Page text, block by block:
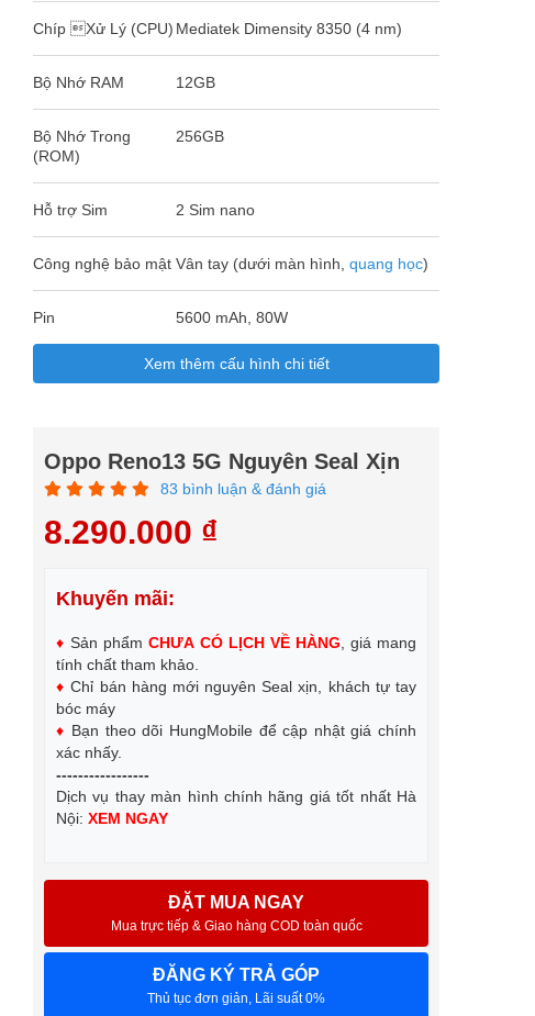
Chíp Xử Lý (CPU) Mediatek Dimensity 8350 (4 nm)
Bộ Nhớ RAM 12GB
Bộ Nhớ Trong
(ROM)
256GB
Hỗ trợ Sim 2 Sim nano
Công nghệ bảo mật Vân tay (dưới màn hình, quang học)
Pin 5600 mAh, 80W
Xem thêm cấu hình chi tiết
Oppo Reno13 5G Nguyên Seal Xịn
83 bình luận & đánh giá
8.290.000 ₫
Khuyến mãi:
♦ Sản phẩmCHƯA CÓ LỊCH VỀ HÀNG , giá mang
tính chất tham khảo.
♦ Chỉ bán hàng mới nguyên Seal xịn, khách tự tay
bóc máy
♦ Bạn theo dõi HungMobile để cập nhật giá chính
xác nhấy.
-----------------
Dịch vụ thay màn hình chính hãng giá tốt nhất Hà
Nội: XEM NGAY
ĐẶT MUA NGAY
Mua trực tiếp & Giao hàng COD toàn quốc
ĐĂNG KÝ TRẢ GÓP
Thủ tục đơn giản, Lãi suất 0%